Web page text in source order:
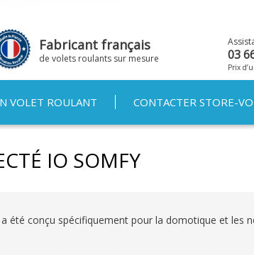
Fabricant français
de volets roulants sur mesure 03
Prix
VOLET ROULANT CONTACTER STORE-
IO SOMFY
été conçu spécifiquement pour la domotique et les